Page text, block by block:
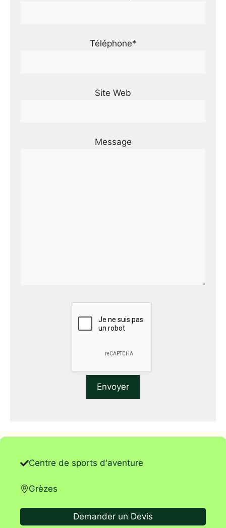
Téléphone*
Site Web
Message
Centre de sports d'aventure
Grèzes
Demander un Devis